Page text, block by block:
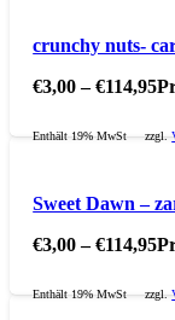
crunchy nuts-
€3,00 –€114,95
Enthält 19% MwSt zzgl.
Sweet Dawn –
€3,00 –€114,95
Enthält 19% MwSt zzgl.